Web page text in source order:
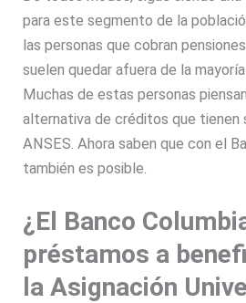
para este segmento de la
las personas que cobran
suelen quedar afuera de la
Muchas de estas personas
alternativa de créditos que tienen
ANSES. Ahora saben que con el
también es posible.
¿El Banco
préstamos a
la Asignación